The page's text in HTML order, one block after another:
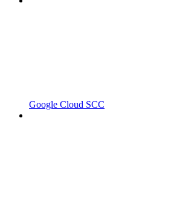
Google Cloud SCC